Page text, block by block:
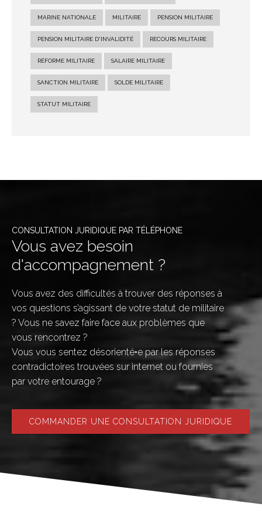
MARINE NATIONALE MILITAIRE PENSION MILITAIRE
PENSION MILITAIRE D'INVALIDITÉ RECOURS MILITAIRE
RÉFORME MILITAIRE SALAIRE MILITAIRE
SANCTION MILITAIRE SOLDE MILITAIRE
STATUT MILITAIRE
CONSULTATION JURIDIQUE PAR TÉLÉPHONE
Vous avez besoin
d'accompagnement ?
Vous avez des difficultés à trouver des réponses à
vos questions s’agissant de votre statut de militaire
? Vous ne savez faire face aux problèmes que
vous rencontrez ?
Vous vous sentez désorienté•e par les réponses
contradictoires trouvées sur internet ou fournies
par votre entourage ?
COMMANDER UNE CONSULTATION JURIDIQUE